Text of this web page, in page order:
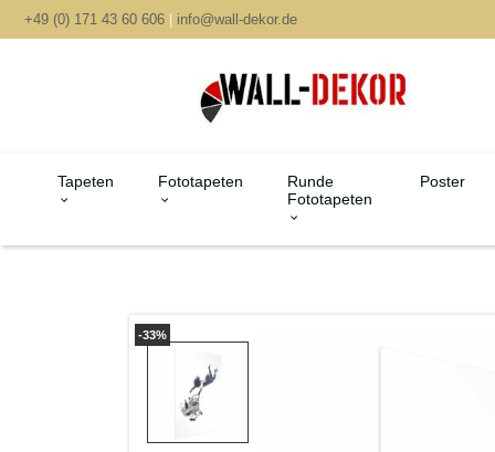
+49 (0) 171 43 60 606 | info@wall-dekor.de
Tapeten Fototapeten
Runde
Fototapeten
Poster
-33%